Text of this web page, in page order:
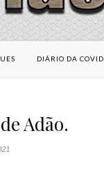
DIÁRIO DA COVID
Adão.